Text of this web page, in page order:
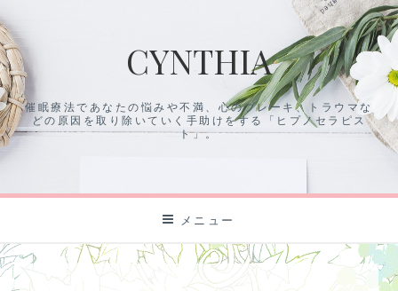
ン
テ
ン
ツ
に
ス
キ
プ
CYNTHIA
催眠療法であなたの悩みや不満、心のブレーキ、トラウマな
どの原因を取り除いていく手助けをする「ヒプノセラピス
ト」。
メニュー